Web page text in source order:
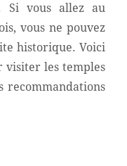
Si vous allez au
vous ne pouvez
historique. Voici
visiter les temples
recommandations